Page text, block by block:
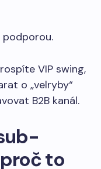
podporou.
VIP swing,
o „velryby“
B2B kanál.
to